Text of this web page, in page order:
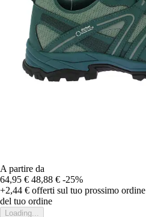
A partire da
64,95 € 48,88 € -25%
+2,44 € offerti sul tuo prossimo ordine
del tuo ordine
Loading...